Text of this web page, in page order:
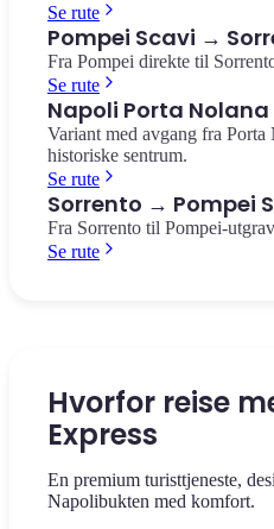
Se rute
Pompei Scavi →
Fra Pompei direkte til
Se rute
Napoli Porta
Variant med avgang fra
historiske sentrum.
Se rute
Sorrento → Pompei
Fra Sorrento til Pompei-
Se rute
Hvorfor reise
Express
En premium turisttjeneste,
Napolibukten med komfort.